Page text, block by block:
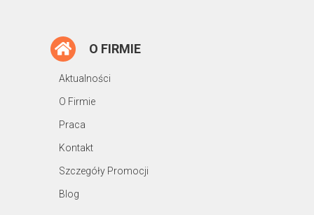
O FIRMIE
Aktualności
O Firmie
Praca
Kontakt
Szczegóły Promocji
Blog